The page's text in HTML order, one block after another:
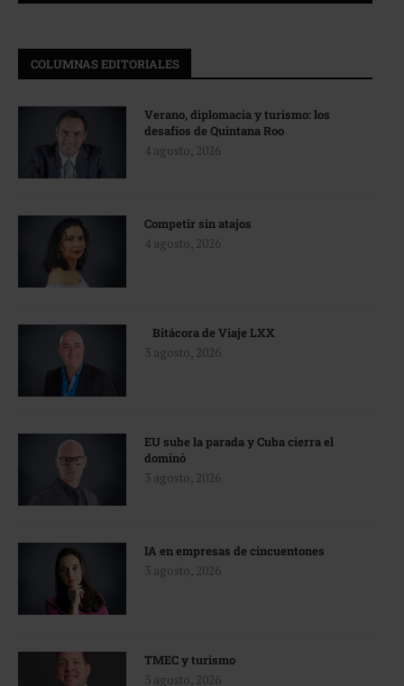
COLUMNAS EDITORIALES
Verano, diplomacia y turismo: los
desafíos de Quintana Roo
4 agosto, 2026
Competir sin atajos
4 agosto, 2026
Bitácora de Viaje LXX
3 agosto, 2026
EU sube la parada y Cuba cierra el
dominó
3 agosto, 2026
IA en empresas de cincuentones
3 agosto, 2026
TMEC y turismo
3 agosto, 2026